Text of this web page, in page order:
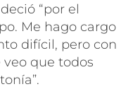
“por el
Me hago cargo
difícil, pero con
que todos